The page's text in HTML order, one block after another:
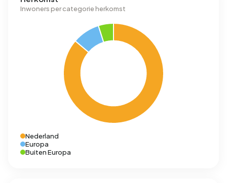
Inwoners per categorie herkomst
Nederland
Europa
Buiten Europa